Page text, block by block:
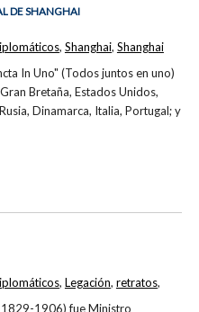
DE SHANGHAI
In Uno" (Todos juntos en uno)
Bretaña, Estados Unidos,
Dinamarca, Italia, Portugal; y
, Shanghai, Shanghai
1906) fue Ministro
, Legación, retratos,